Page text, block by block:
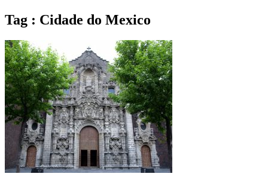
Tag : Cidade do Mexico